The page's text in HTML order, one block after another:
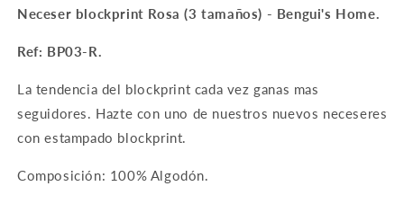
Neceser blockprint Rosa (3 tamaños) - Bengui's Home.
Ref: BP03-R.
La tendencia del blockprint cada vez ganas mas
seguidores. Hazte con uno de nuestros nuevos neceseres
con estampado blockprint.
Composición: 100% Algodón.